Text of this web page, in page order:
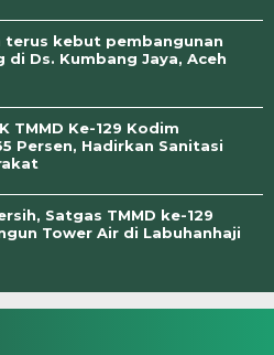
terus kebut pembangunan
Ds. Kumbang Jaya, Aceh
TMMD Ke-129 Kodim
Persen, Hadirkan Sanitasi
Satgas TMMD ke-129
Tower Air di Labuhanhaji